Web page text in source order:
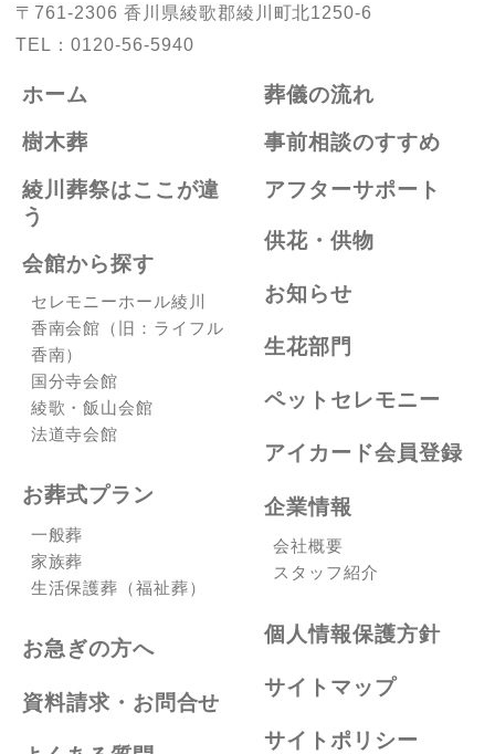
〒761-2306 香川県綾歌郡綾川町北1250-6
TEL：0120-56-5940
ホーム
樹木葬
綾川葬祭はここが違
う
会館から探す
セレモニーホール綾川
香南会館（旧：ライフル
香南）
国分寺会館
綾歌・飯山会館
法道寺会館
お葬式プラン
一般葬
家族葬
生活保護葬（福祉葬）
お急ぎの方へ
資料請求・お問合せ
葬儀の流れ
事前相談のすすめ
アフターサポート
供花・供物
お知らせ
生花部門
ペットセレモニー
アイカード会員登録
企業情報
会社概要
スタッフ紹介
個人情報保護方針
サイトマップ
サイトポリシー